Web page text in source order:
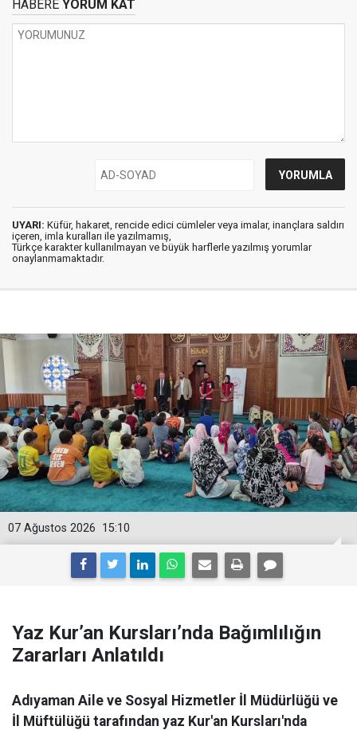
HABERE YORUM KAT
UYARI: Küfür, hakaret, rencide edici cümleler veya imalar, inançlara saldırı
içeren, imla kuralları ile yazılmamış,
Türkçe karakter kullanılmayan ve büyük harflerle yazılmış yorumlar
onaylanmamaktadır.
15:10
07 Ağustos 2026
Yaz Kur’an Kursları’nda Bağımlılığın
Zararları Anlatıldı
Adıyaman Aile ve Sosyal Hizmetler İl Müdürlüğü ve
İl Müftülüğü tarafından yaz Kur'an Kursları'nda